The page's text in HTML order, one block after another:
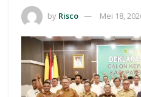
by Risco Mei 18,